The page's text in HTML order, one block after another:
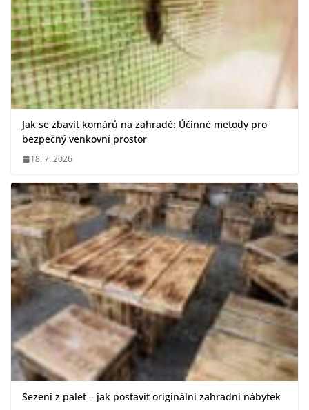
Jak se zbavit komárů na zahradě: Účinné metody pro
bezpečný venkovní prostor
18. 7. 2026
Sezení z palet – jak postavit originální zahradní nábytek